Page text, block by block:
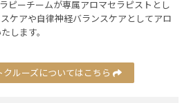
ピーチームが専属アロマセラピストとし
ケアや自律神経バランスケアとしてアロ
します。
クルーズについてはこちら